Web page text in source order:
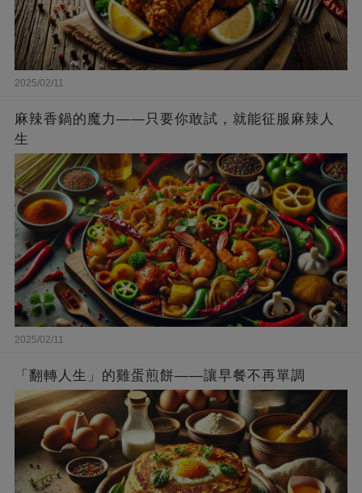
2025/02/11
麻辣香鍋的魔力——只要你敢試，就能征服麻辣人
生
2025/02/11
「翻轉人生」的雞蛋煎餅——讓早餐不再單調